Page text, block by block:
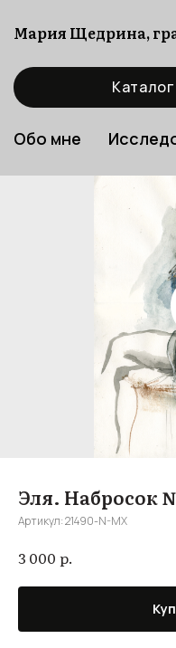
Мария Щедрина,
Обо мне
Эля. Набросок
Артикул:21490-N-MX
3 000 р.